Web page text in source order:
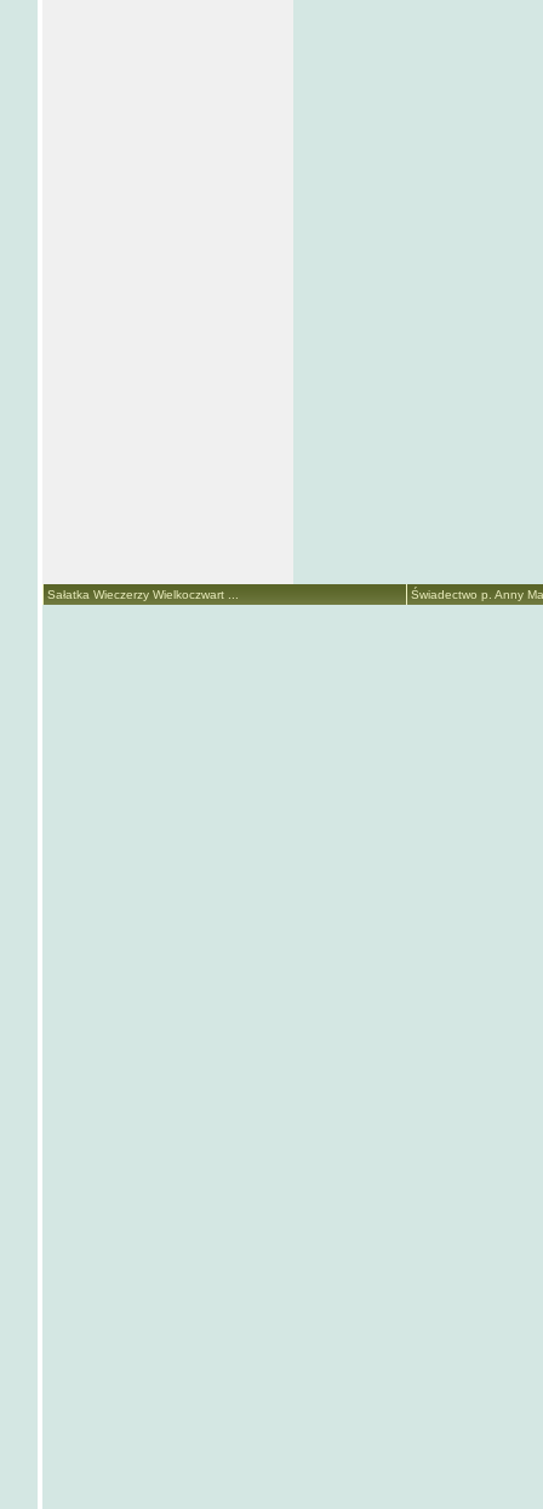
Sałatka Wieczerzy Wielkoczwart ... Świadectwo p. Anny